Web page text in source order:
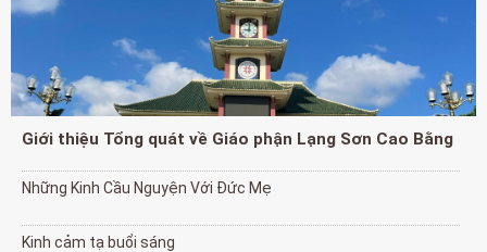
Giới thiệu Tổng quát về Giáo phận Lạng Sơn Cao Bằng
Những Kinh Cầu Nguyện Với Đức Mẹ
Kinh cảm tạ buổi sáng